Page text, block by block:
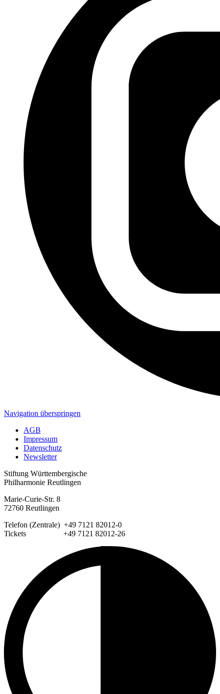
Navigation überspringen
AGB
Impressum
Datenschutz
Newsletter
Stiftung Württembergische
Philharmonie Reutlingen
Marie-Curie-Str. 8
72760 Reutlingen
Telefon (Zentrale) +49 7121 82012-0
Tickets +49 7121 82012-26